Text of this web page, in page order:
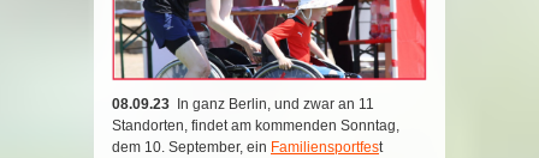
08.09.23
In ganz Berlin, und zwar an 11
Standorten, findet am kommenden Sonntag,
dem 10. September, ein Familiensportfest